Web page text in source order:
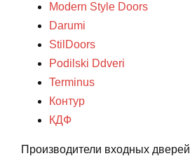
Modern Style Doors
Darumi
StilDoors
Podilski Ddveri
Terminus
Контур
КДФ
Производители входных дверей